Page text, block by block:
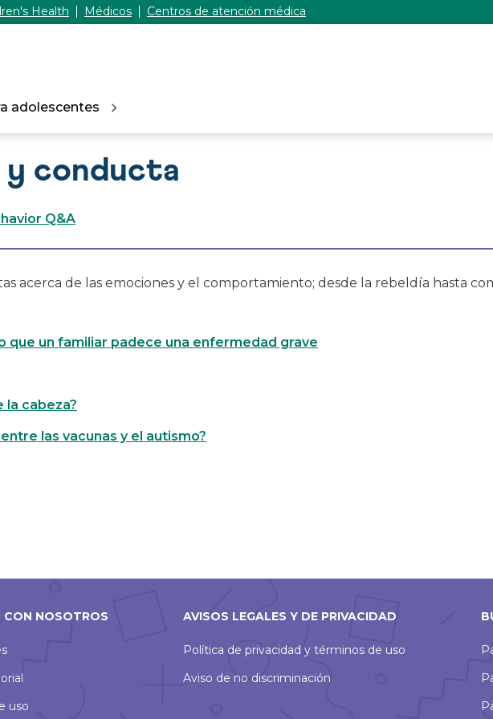
Health Médicos Centros de atención médica
adolescentes
y conducta
Q&A
acerca de las emociones y el comportamiento; desde la rebeldía hasta
que un familiar padece una enfermedad grave
la cabeza?
las vacunas y el autismo?
CON NOSOTROS
uso
AVISOS LEGALES Y DE PRIVACIDAD
Política de privacidad y términos de uso
Aviso de no discriminación